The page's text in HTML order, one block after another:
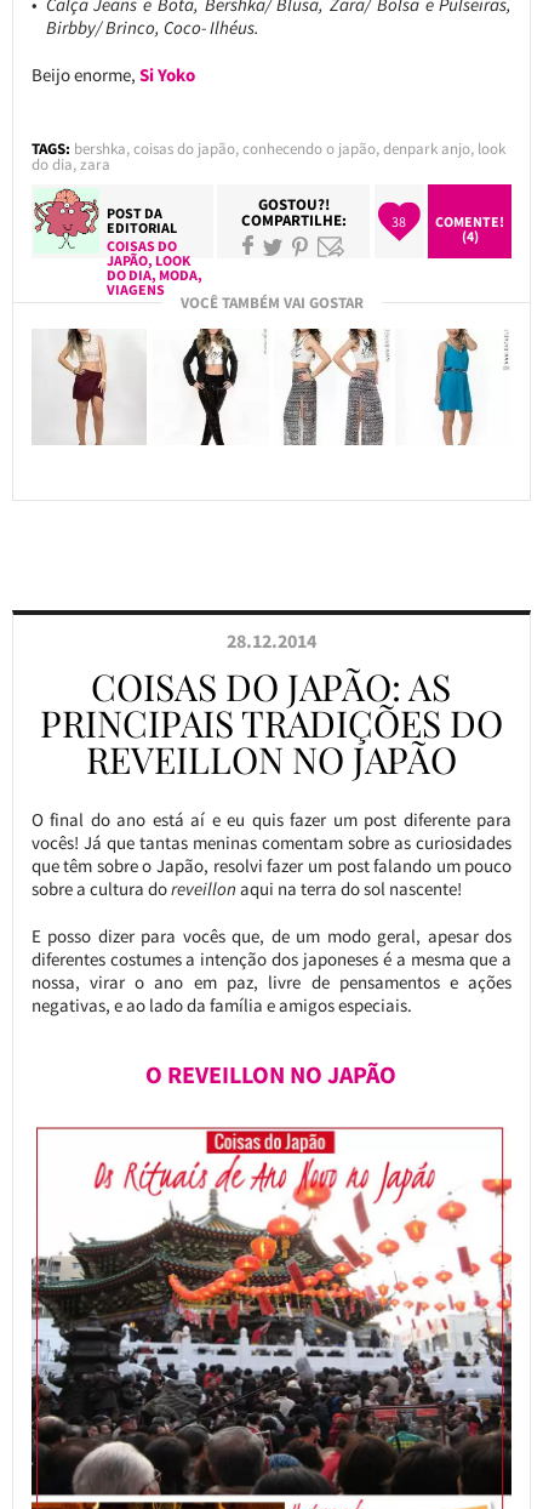
Birbby/ Brinco, Coco- Ilhéus.
Beijo enorme, Si Yoko
TAGS: bershka,coisas do japão,conhecendo o japão,denpark anjo, look
do dia,zara
POST DA
EDITORIAL
COISAS DO
JAPÃO, LOOK
DO DIA, MODA,
VIAGENS
GOSTOU?!
COMPARTILHE: 38
COMENTE!
(4)
VOCÊ TAMBÉM VAI GOSTAR
28.12.2014
COISAS DO JAPÃO: AS
PRINCIPAIS TRADIÇÕES DO
REVEILLON NO JAPÃO
O final do ano está aí e eu quis fazer um post diferente para
vocês! Já que tantas meninas comentam sobre as curiosidades
que têm sobre o Japão, resolvi fazer um post falando um pouco
sobre a cultura doreveillon aqui na terra do sol nascente!
E posso dizer para vocês que, de um modo geral, apesar dos
diferentes costumes a intenção dos japoneses é a mesma que a
nossa, virar o ano em paz, livre de pensamentos e ações
negativas, e ao lado da família e amigos especiais.
O REVEILLON NO JAPÃO